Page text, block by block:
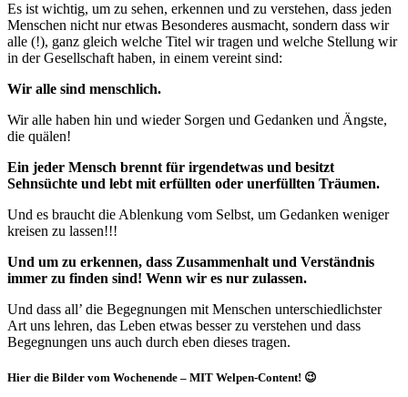
Es ist wichtig, um zu sehen, erkennen und zu verstehen, dass jeden
Menschen nicht nur etwas Besonderes ausmacht, sondern dass wir
alle (!), ganz gleich welche Titel wir tragen und welche Stellung wir
in der Gesellschaft haben, in einem vereint sind:
Wir alle sind menschlich.
Wir alle haben hin und wieder Sorgen und Gedanken und Ängste,
die quälen!
Ein jeder Mensch brennt für irgendetwas und besitzt
Sehnsüchte und lebt mit erfüllten oder unerfüllten Träumen.
Und es braucht die Ablenkung vom Selbst, um Gedanken weniger
kreisen zu lassen!!!
Und um zu erkennen, dass Zusammenhalt und Verständnis
immer zu finden sind! Wenn wir es nur zulassen.
Und dass all’ die Begegnungen mit Menschen unterschiedlichster
Art uns lehren, das Leben etwas besser zu verstehen und dass
Begegnungen uns auch durch eben dieses tragen.
Hier die Bilder vom Wochenende – MIT Welpen-Content! 😉